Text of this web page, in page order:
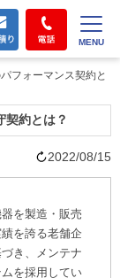
MENU
フォーマンス契約と
契約とは？
2022/08/15
を製造・販売
を誇る老舗企
き、メンテナ
を採用してい